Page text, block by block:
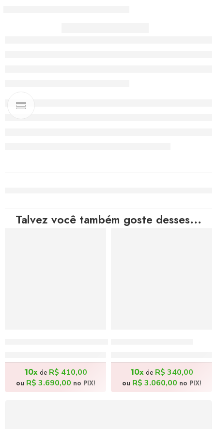
Talvez você também goste desses...
10xde R$ 410,00
ou R$ 3.690,00 no PIX!
10xde R$ 340,00
ou R$ 3.060,00 no PIX!